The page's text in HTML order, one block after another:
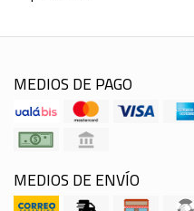
MEDIOS DE PAGO
MEDIOS DE ENVÍO